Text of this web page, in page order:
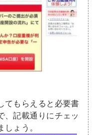
てもらえると必要書
、記載通りにチェッ
ょう。